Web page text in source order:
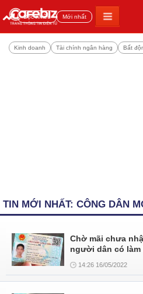
Đọc nhiều Mới nhất
Kinh doanh Tài chính ngân hàng Bất
TIN MỚI NHẤT: CÔNG DÂN
Chờ mãi chưa
người dân có
14:26 16/05/2022